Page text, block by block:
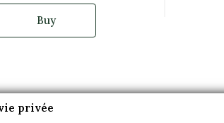
Buy
privée